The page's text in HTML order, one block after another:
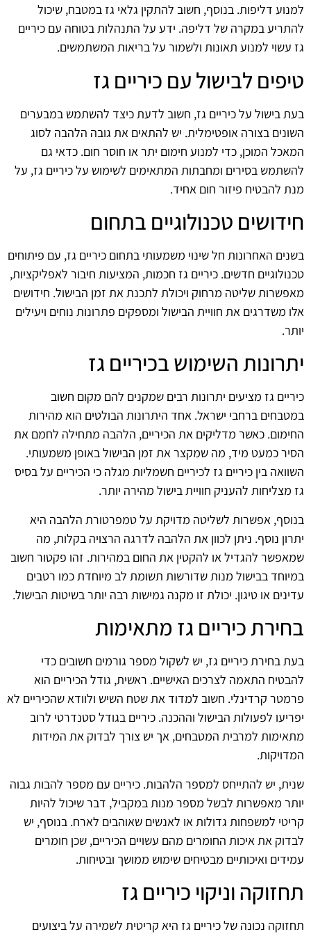
למנוע דליפות. בנוסף, חשוב להתקין גלאי גז במטבח, שיכול
להתריע במקרה של דליפה. ידע על התנהלות בטוחה עם כיריים
גז עשוי למנוע תאונות ולשמור על בריאות המשתמשים.
טיפים לבישול עם כיריים גז
בעת בישול על כיריים גז, חשוב לדעת כיצד להשתמש במבערים
השונים בצורה אופטימלית. יש להתאים את גובה הלהבה לסוג
המאכל המוכן, כדי למנוע חימום יתר או חוסר חום. כדאי גם
להשתמש בסירים ומחבתות המתאימים לשימוש על כיריים גז, על
מנת להבטיח פיזור חום אחיד.
חידושים טכנולוגיים בתחום
בשנים האחרונות חל שינוי משמעותי בתחום כיריים גז, עם פיתוחים
טכנולוגיים חדשים. כיריים גז חכמות, המציעות חיבור לאפליקציות,
מאפשרות שליטה מרחוק ויכולת לתכנת את זמן הבישול. חידושים
אלו משדרגים את חוויית הבישול ומספקים פתרונות נוחים ויעילים
יותר.
יתרונות השימוש בכיריים גז
כיריים גז מציעים יתרונות רבים שמקנים להם מקום חשוב
במטבחים ברחבי ישראל. אחד היתרונות הבולטים הוא מהירות
החימום. כאשר מדליקים את הכיריים, הלהבה מתחילה לחמם את
הסיר כמעט מיד, מה שמקצר את זמן הבישול באופן משמעותי.
השוואה בין כיריים גז לכיריים חשמליות מגלה כי הכיריים על בסיס
גז מצליחות להעניק חוויית בישול מהירה יותר.
בנוסף, אפשרות לשליטה מדויקת על טמפרטורת הלהבה היא
יתרון נוסף. ניתן לכוון את הלהבה לדרגה הרצויה בקלות, מה
שמאפשר להגדיל או להקטין את החום במהירות. זהו פקטור חשוב
במיוחד בבישול מנות שדורשות תשומת לב מיוחדת כמו רטבים
עדינים או טיגון. יכולת זו מקנה גמישות רבה יותר בשיטות הבישול.
בחירת כיריים גז מתאימות
בעת בחירת כיריים גז, יש לשקול מספר גורמים חשובים כדי
להבטיח התאמה לצרכים האישיים. ראשית, גודל הכיריים הוא
פרמטר קרדינלי. חשוב למדוד את שטח השיש ולוודא שהכיריים לא
יפריעו לפעולות הבישול וההכנה. כיריים בגודל סטנדרטי לרוב
מתאימות למרבית המטבחים, אך יש צורך לבדוק את המידות
המדויקות.
שנית, יש להתייחס למספר הלהבות. כיריים עם מספר להבות גבוה
יותר מאפשרות לבשל מספר מנות במקביל, דבר שיכול להיות
קריטי למשפחות גדולות או לאנשים שאוהבים לארח. בנוסף, יש
לבדוק את איכות החומרים מהם עשויים הכיריים, שכן חומרים
עמידים ואיכותיים מבטיחים שימוש ממושך ובטיחות.
תחזוקה וניקוי כיריים גז
תחזוקה נכונה של כיריים גז היא קריטית לשמירה על ביצועים